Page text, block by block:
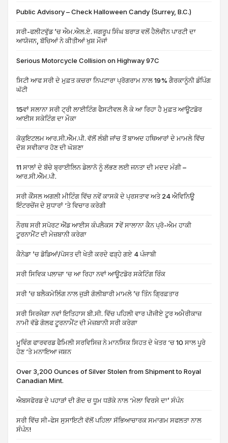
Public Advisory – Check Halloween Candy (Surrey, B.C.)
ਸਰੀ-ਫਲੀਟਵੁੱਡ ’ਚ ਐਮ.ਐਲ.ਏ. ਜਗਰੂਪ ਸਿੰਘ ਬਰਾੜ ਵਲੋਂ ਹੈਲੋਵੀਨ ਪਾਰਟੀ ਦਾ
ਆਯੋਜਨ, ਬੱਚਿਆਂ ਨੇ ਕੀਤੀਆਂ ਖੁਸ਼ ਮੌਜਾਂ
Serious Motorcycle Collision on Highway 97C
ਸਿਟੀ ਆਫ ਸਰੀ ਦੇ ਮੁਫ਼ਤ ਕਚਰਾ ਨਿਪਟਾਰਾ ਪ੍ਰੋਗਰਾਮ ਨਾਲ 19% ਗੈਰਕਾਨੂੰਨੀ ਡੰਪਿੰਗ
ਘੱਟੀ
15ਵਾਂ ਸਲਾਨਾ ਸਰੀ ਟ੍ਰੀ ਲਾਈਟਿੰਗ ਫੈਸਟੀਵਲ ਲੈ ਕੇ ਆ ਰਿਹਾ ਹੈ ਮੁਫ਼ਤ ਆਊਟਡੋਰ
ਆਈਸ ਸਕੇਟਿੰਗ ਦਾ ਮੌਕਾ
ਕੋਕੁਇਟਲਮ ਆਰ.ਸੀ.ਐੱਮ.ਪੀ. ਵੱਲੋਂ ਲੰਬੀ ਜਾਂਚ ਤੋਂ ਬਾਅਦ ਹਥਿਆਰਾਂ ਦੇ ਮਾਮਲੇ ਵਿੱਚ
ਦੋਸ਼ ਸਵੀਕਾਰ ਹੋਣ ਦੀ ਘੋਸ਼ਣਾ
11 ਸਾਲਾਂ ਦੇ ਬੱਚੇ ਬ੍ਰਾਈਲਿਨ ਡੇਲਾਨੋ ਨੂੰ ਲੱਭਣ ਲਈ ਜਨਤਾ ਦੀ ਮਦਦ ਮੰਗੀ –
ਆਰ.ਸੀ.ਐੱਮ.ਪੀ.
ਸਰੀ ਕੌਂਸਲ ਅਗਲੀ ਮੀਟਿੰਗ ਵਿੱਚ ਨਵੇਂ ਕਾਸਕੋ ਦੇ ਪ੍ਰਸਤਾਵ ਅਤੇ 24 ਐਵਿਨਿਊ
ਇੰਟਰਚੇਂਜ ਦੇ ਸੁਧਾਰਾਂ ‘ਤੇ ਵਿਚਾਰ ਕਰੇਗੀ
ਨੌਰਥ ਸਰੀ ਸਪੋਰਟ ਐਂਡ ਆਈਸ ਕੰਪਲੈਕਸ 7ਵੇਂ ਸਾਲਾਨਾ ਕੈਨ ਪ੍ਰੋ-ਐਮ ਹਾਕੀ
ਟੂਰਨਾਮੈਂਟ ਦੀ ਮੇਜ਼ਬਾਨੀ ਕਰੇਗਾ
ਕੈਨੇਡਾ ’ਚ ਡੋਡਿਆਂ/ਪੋਸਤ ਦੀ ਖੇਤੀ ਕਰਦੇ ਫੜ੍ਹੇ ਗਏ 4 ਪੰਜਾਬੀ
ਸਰੀ ਸਿਵਿਕ ਪਲਾਜ਼ਾ ‘ਚ ਆ ਰਿਹਾ ਨਵਾਂ ਆਊਟਡੋਰ ਸਕੇਟਿੰਗ ਰਿੰਕ
ਸਰੀ ’ਚ ਬਲੈਕਮੇਲਿੰਗ ਨਾਲ ਜੁੜੀ ਗੋਲੀਬਾਰੀ ਮਾਮਲੇ ’ਚ ਤਿੰਨ ਗ੍ਰਿਫ਼ਤਾਰ
ਸਰੀ ਸਿਰਜੇਗਾ ਨਵਾਂ ਇਤਿਹਾਸ ਬੀ.ਸੀ. ਵਿੱਚ ਪਹਿਲੀ ਵਾਰ ਪੀਜੀਏ ਟੂਰ ਅਮੈਰੀਕਾਜ਼
ਨਾਮੀ ਵੱਡੇ ਗੋਲਫ ਟੂਰਨਾਮੈਂਟ ਦੀ ਮੇਜ਼ਬਾਨੀ ਸਰੀ ਕਰੇਗਾ
ਮੂਵਿੰਗ ਫਾਰਵਰਡ ਫੈਮਿਲੀ ਸਰਵਿਸਿਜ਼ ਨੇ ਮਾਨਸਿਕ ਸਿਹਤ ਦੇ ਖੇਤਰ ‘ਚ 10 ਸਾਲ ਪੂਰੇ
ਹੋਣ ‘ਤੇ ਮਨਾਇਆ ਜਸ਼ਨ
Over 3,200 Ounces of Silver Stolen from Shipment to Royal
Canadian Mint.
ਐਬਸਫੋਰਡ ਦੇ ਪਹਾੜਾਂ ਦੀ ਗੋਦ ਚ ਧੂਮ ਧੜੱਕੇ ਨਾਲ ‘ਮੇਲਾ ਵਿਰਸੇ ਦਾ’ ਸੰਪੰਨ
ਸਰੀ ਵਿੱਚ ਸੀ-ਫੇਸ ਸੁਸਾਇਟੀ ਵੱਲੋਂ ਪਹਿਲਾ ਸੱਭਿਆਚਾਰਕ ਸਮਾਗਮ ਸਫਲਤਾ ਨਾਲ
ਸੰਪੰਨ!